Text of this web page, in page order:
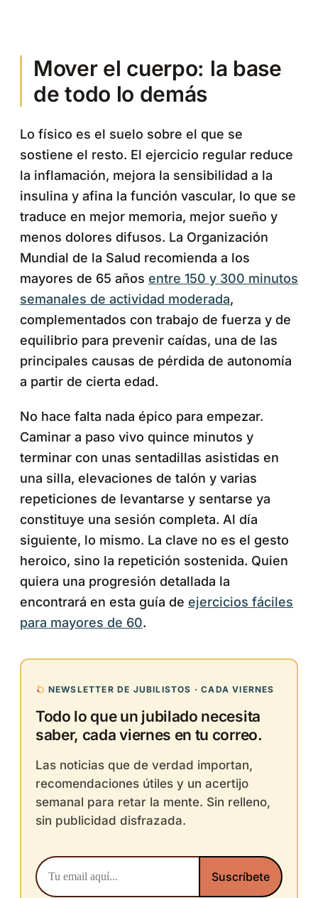
Mover el cuerpo: la base
de todo lo demás
Lo físico es el suelo sobre el que se
sostiene el resto. El ejercicio regular reduce
la inflamación, mejora la sensibilidad a la
insulina y afina la función vascular, lo que se
traduce en mejor memoria, mejor sueño y
menos dolores difusos. La Organización
Mundial de la Salud recomienda a los
mayores de 65 años entre 150 y 300 minutos
semanales de actividad moderada,
complementados con trabajo de fuerza y de
equilibrio para prevenir caídas, una de las
principales causas de pérdida de autonomía
a partir de cierta edad.
No hace falta nada épico para empezar.
Caminar a paso vivo quince minutos y
terminar con unas sentadillas asistidas en
una silla, elevaciones de talón y varias
repeticiones de levantarse y sentarse ya
constituye una sesión completa. Al día
siguiente, lo mismo. La clave no es el gesto
heroico, sino la repetición sostenida. Quien
quiera una progresión detallada la
encontrará en esta guía de ejercicios fáciles
para mayores de 60.
NEWSLETTER DE JUBILISTOS · CADA VIERNES
Todo lo que un jubilado necesita
saber, cada viernes en tu correo.
Las noticias que de verdad importan,
recomendaciones útiles y un acertijo
semanal para retar la mente. Sin relleno,
sin publicidad disfrazada.